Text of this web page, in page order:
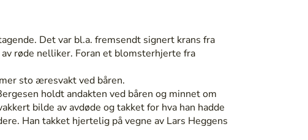
Det var bl.a. fremsendt signert krans fra
røde nelliker. Foran et blomsterhjerte fra
sto æresvakt ved båren.
holdt andakten ved båren og minnet om
bilde av avdøde og takket for hva han hadde
Han takket hjertelig på vegne av Lars Heggens